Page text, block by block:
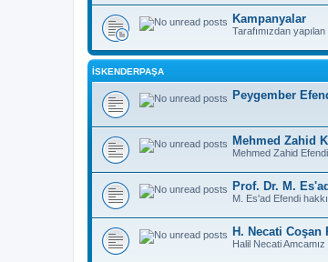
Kampanyalar
Tarafımızdan
İSKENDERPAŞA
Peygember
Mehmed Zahid
Mehmed Zahid
Prof. Dr. M.
M. Es'ad Efendi
H. Necati Coşan
Halil Necati Amcamız